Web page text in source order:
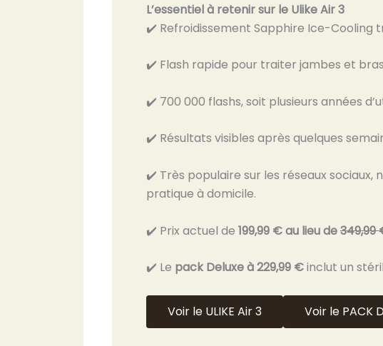
L’essentiel à retenir sur le Ulike Air 3
✔️ Refroidissement Sapphire Ice-Cooling
✔️ Flash rapide pour traiter jambes et
✔️ 700 000 flashs, soit plusieurs années
✔️ Résultats visibles après quelques
✔️ Très populaire sur les réseaux
pratique à domicile.
✔️ Prix actuel de 199,99 € au lieu de349,99
✔️ Le pack Deluxe à 229,99 €inclut un
Voir le ULIKE Air 3 Voir le PACK